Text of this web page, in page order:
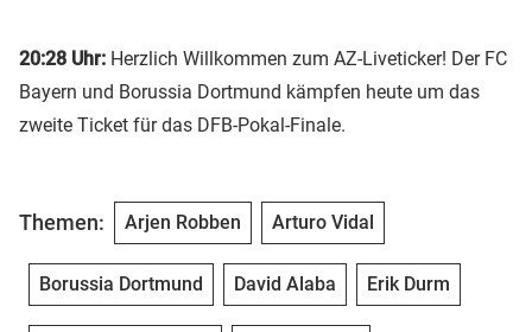
20:28 Uhr: Herzlich Willkommen zum AZ-Liveticker! Der FC
Bayern und Borussia Dortmund kämpfen heute um das
zweite Ticket für das DFB-Pokal-Finale.
Themen: Arjen Robben Arturo Vidal
Borussia Dortmund David Alaba Erik Durm